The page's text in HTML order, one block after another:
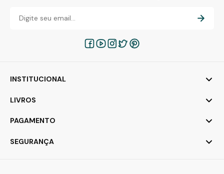
INSTITUCIONAL
LIVROS
PAGAMENTO
SEGURANÇA